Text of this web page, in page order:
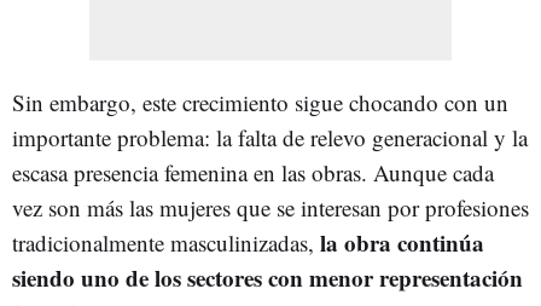
Sin embargo, este crecimiento sigue chocando con un
importante problema: la falta de relevo generacional y la
escasa presencia femenina en las obras. Aunque cada
vez son más las mujeres que se interesan por profesiones
tradicionalmente masculinizadas, la obra continúa
siendo uno de los sectores con menor representación